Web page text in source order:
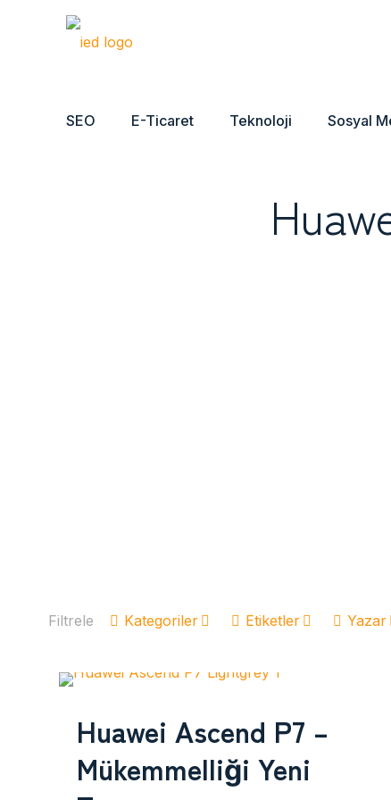
SEO E-Ticaret Teknoloji Sosyal
Filtrele Kategoriler Etiketler Yazar
Huawei Ascend P7 –
Mükemmelliği Yeni